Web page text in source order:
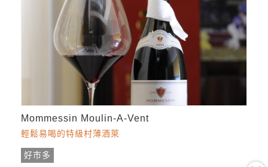
Mommessin Moulin-A-Vent
輕鬆易喝的特級村薄酒萊
好市多